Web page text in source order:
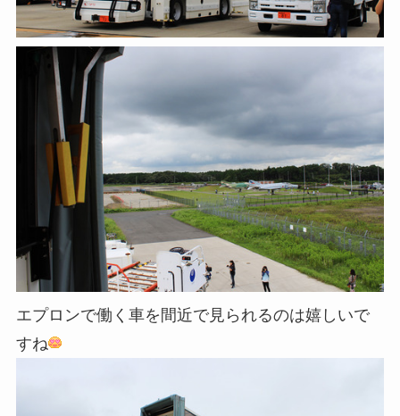
エプロンで働く車を間近で見られるのは嬉しいで
すね